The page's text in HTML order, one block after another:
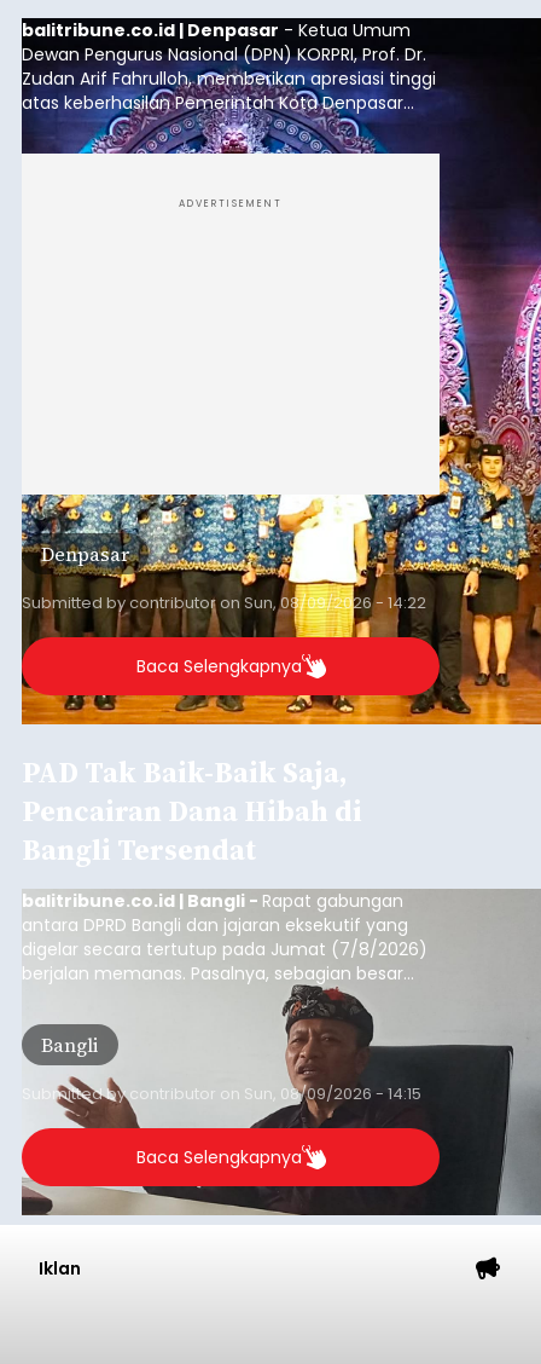
balitribune.co.id | Denpasar - Ketua Umum
Dewan Pengurus Nasional (DPN) KORPRI, Prof. Dr.
Zudan Arif Fahrulloh, memberikan apresiasi tinggi
atas keberhasilan Pemerintah Kota Denpasar
dan KORPRI Kota Denpasar dalam
mengimplementasikan program gotong royong
ADVERTISEMENT
Denpasar
Submitted bycontributoron Sun, 08/09/2026 - 14:22
Baca Selengkapnya
PAD Tak Baik-Baik Saja,
Pencairan Dana Hibah di
Bangli Tersendat
balitribune.co.id | Bangli - Rapat gabungan
antara DPRD Bangli dan jajaran eksekutif yang
digelar secara tertutup pada Jumat (7/8/2026)
berjalan memanas. Pasalnya, sebagian besar
dana hibah yang bersumber dari pokok-pokok
pikiran (pokok-pokok pikiran/pokir) dewan hasil
penjaringan aspirasi masyarakat saat reses tak
kunjung cair.
Bangli
Submitted bycontributor on Sun, 08/09/2026 - 14:15
Baca Selengkapnya
Iklan